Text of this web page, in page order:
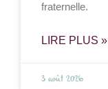
fraternelle.
LIRE PLUS »
3 août 2026